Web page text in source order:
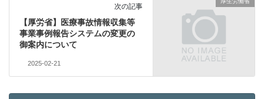
次の記事
【厚労省】医療事故情報収集等
事業事例報告システムの変更の
御案内について
2025-02-21